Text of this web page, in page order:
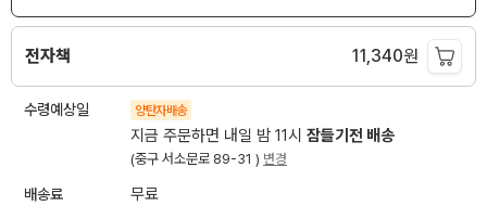
전자책 11,340원
수령예상일 양탄자배송
지금 주문하면 내일 밤 11시 잠들기전 배송
(중구 서소문로 89-31 ) 변경
배송료 무료